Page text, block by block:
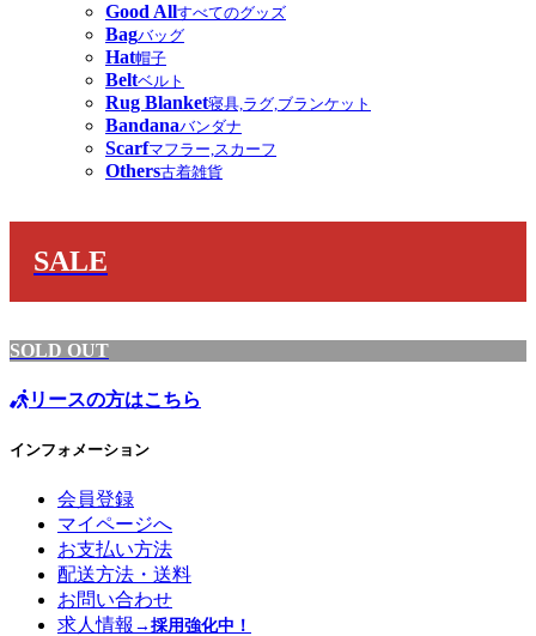
Good Allすべてのグッズ
Bagバッグ
Hat帽子
Beltベルト
Rug Blanket寝具,ラグ,ブランケット
Bandanaバンダナ
Scarfマフラー,スカーフ
Others古着雑貨
SALE
SOLD OUT
リースの方はこちら
インフォメーション
会員登録
マイページへ
お支払い方法
配送方法・送料
お問い合わせ
求人情報 →採用強化中！